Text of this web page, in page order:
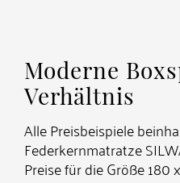
Moderne
Verhältnis
Alle Preisbeispiele
Federkernmatratze
Preise für die Größe 180